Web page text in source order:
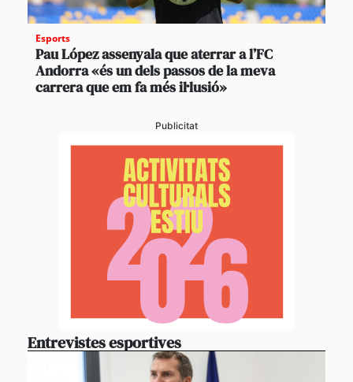
Esports
Pau López assenyala que aterrar a l’FC
Andorra «és un dels passos de la meva
carrera que em fa més il·lusió»
Publicitat
Entrevistes esportives